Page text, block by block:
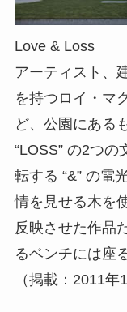
Love & Loss
アーティスト、
を持つロイ・マ
ど、公園にある
“LOSS” の2つ
転する “&” の電
情を見せる木を
反映させた作品
るベンチには座
（掲載：2011年